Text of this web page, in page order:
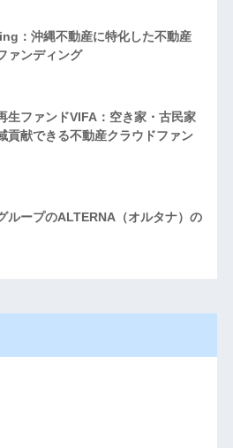
：沖縄不動産に特化した不動産
ァンディング
生ファンドVIFA：空き家・古民家
貢献できる不動産クラウドファン
ループのALTERNA（オルタナ）の